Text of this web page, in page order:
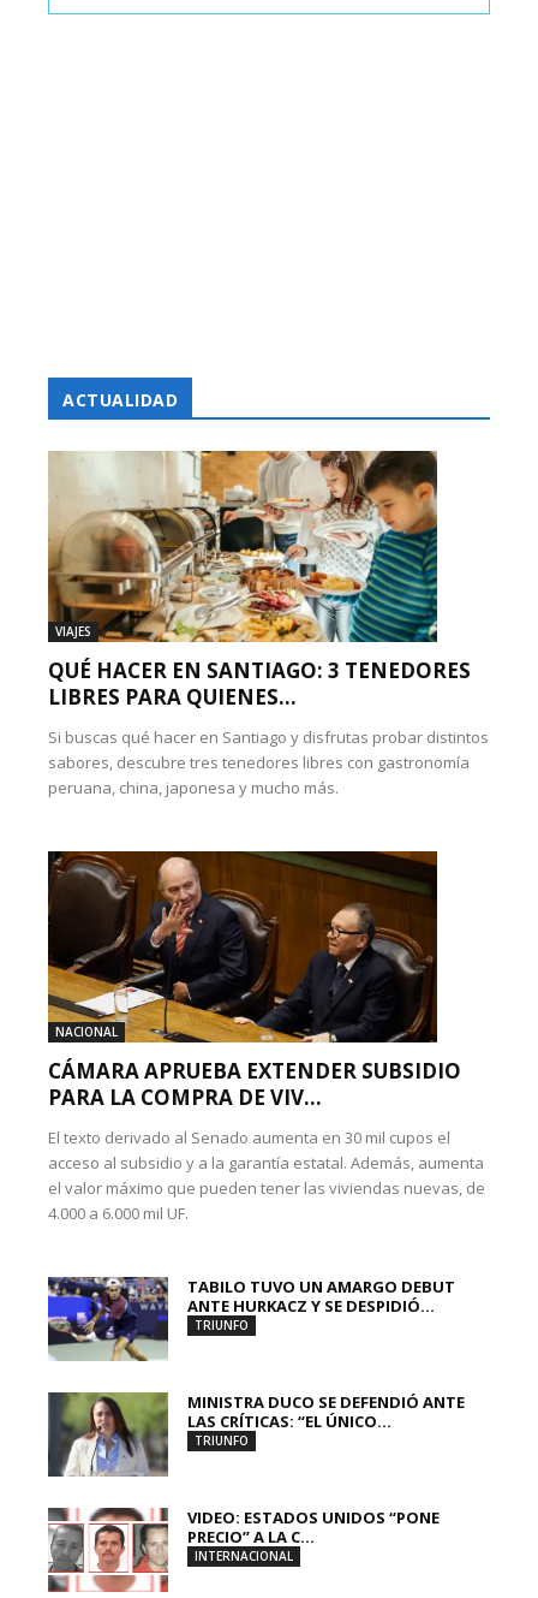
ACTUALIDAD
VIAJES
QUÉ HACER EN SANTIAGO: 3 TENEDORES
LIBRES PARA QUIENES...
Si buscas qué hacer en Santiago y disfrutas probar distintos
sabores, descubre tres tenedores libres con gastronomía
peruana, china, japonesa y mucho más.
NACIONAL
CÁMARA APRUEBA EXTENDER SUBSIDIO
PARA LA COMPRA DE VIV...
El texto derivado al Senado aumenta en 30 mil cupos el
acceso al subsidio y a la garantía estatal. Además, aumenta
el valor máximo que pueden tener las viviendas nuevas, de
4.000 a 6.000 mil UF.
TABILO TUVO UN AMARGO DEBUT
ANTE HURKACZ Y SE DESPIDIÓ...
TRIUNFO
MINISTRA DUCO SE DEFENDIÓ ANTE
LAS CRÍTICAS: “EL ÚNICO...
TRIUNFO
VIDEO: ESTADOS UNIDOS “PONE
PRECIO” A LA C...
INTERNACIONAL